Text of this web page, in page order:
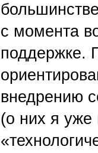
с момента
поддержке.
внедрению
(о них я уже